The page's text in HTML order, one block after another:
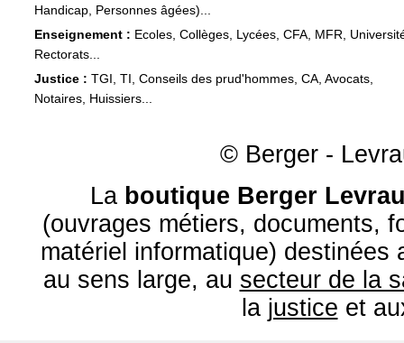
Handicap, Personnes âgées)...
Enseignement : Ecoles, Collèges, Lycées, CFA, MFR,
Rectorats...
Justice : TGI, TI, Conseils des prud'hommes, CA, Avocats,
Notaires, Huissiers...
© Berger -
La boutique Berger
(ouvrages métiers, documents,
matériel informatique) destinées
au sens large, au secteur de la
la justice et